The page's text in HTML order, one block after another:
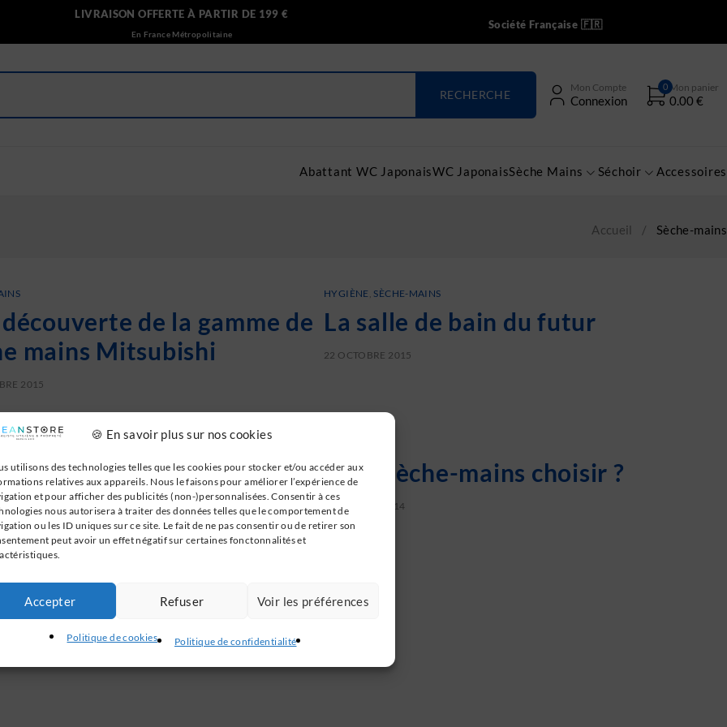
🍪 En savoir plus sur nos cookies
utilisons des technologies telles que les cookies pour stocker et/ou accéder aux
relatives aux appareils. Nous le faisons pour améliorer l’expérience de
et pour afficher des publicités (non-)personnalisées. Consentir à ces
nous autorisera à traiter des données telles que le comportement de
ou les ID uniques sur ce site. Le fait de ne pas consentir ou de retirer son
peut avoir un effet négatif sur certaines fonctonnalités et
Accepter Refuser Voir les préférences
Politique de cookies Politique de confidentialité
LIVRAISON OFFERTE À PARTIR DE 199 €
En France Métropolitaine
Société Française 🇫🇷
Mon Compte
Connexion
0 Mon panier
0.00 €
Abattant WC JaponaisWC JaponaisSèche Mains Séchoir Accessoires
Accueil / Sèche-mains
de la gamme de
mains Mitsubishi
2015
HYGIÈNE , SÈCHE-MAINS
La salle de bain du futur
22 OCTOBRE 2015
gamme de sèche-
Dyson Airblade
Quel sèche-mains choisir ?
21 JANVIER 2014